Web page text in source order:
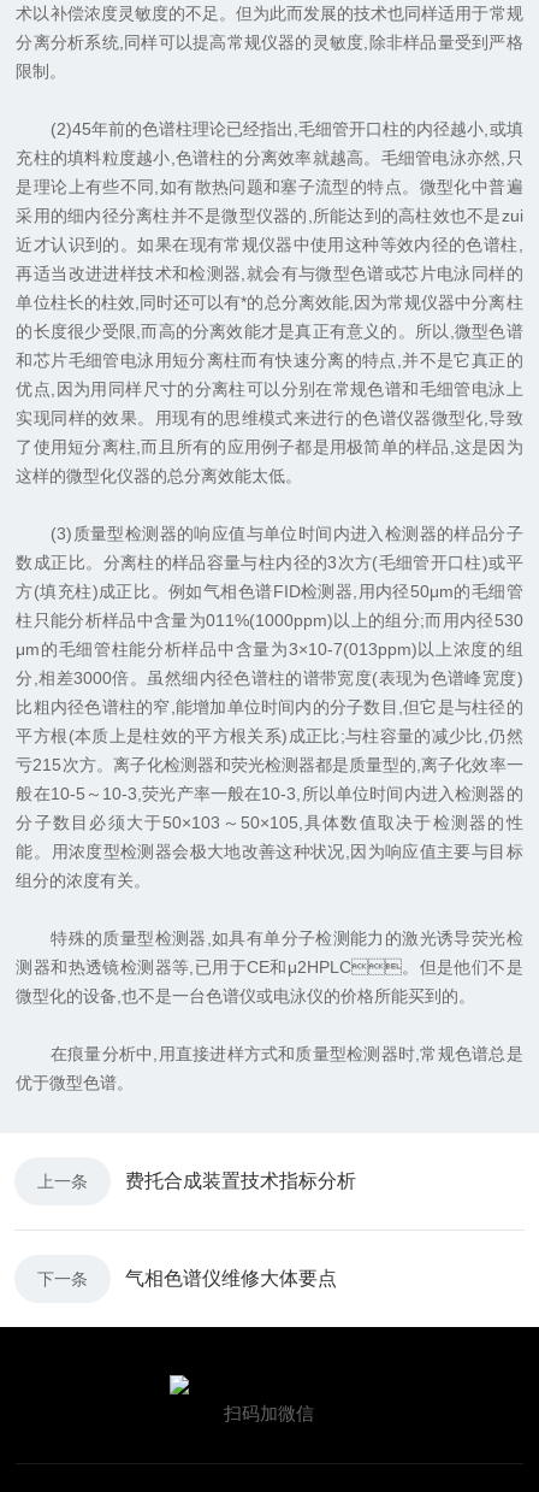
术以补偿浓度灵敏度的不足。但为此而发展的技术也同样适用于常规
分离分析系统,同样可以提高常规仪器的灵敏度,除非样品量受到严格
限制。
(2)45年前的色谱柱理论已经指出,毛细管开口柱的内径越小,或填
充柱的填料粒度越小,色谱柱的分离效率就越高。毛细管电泳亦然,只
是理论上有些不同,如有散热问题和塞子流型的特点。微型化中普遍
采用的细内径分离柱并不是微型仪器的,所能达到的高柱效也不是zui
近才认识到的。如果在现有常规仪器中使用这种等效内径的色谱柱,
再适当改进进样技术和检测器,就会有与微型色谱或芯片电泳同样的
单位柱长的柱效,同时还可以有*的总分离效能,因为常规仪器中分离柱
的长度很少受限,而高的分离效能才是真正有意义的。所以,微型色谱
和芯片毛细管电泳用短分离柱而有快速分离的特点,并不是它真正的
优点,因为用同样尺寸的分离柱可以分别在常规色谱和毛细管电泳上
实现同样的效果。用现有的思维模式来进行的色谱仪器微型化,导致
了使用短分离柱,而且所有的应用例子都是用极简单的样品,这是因为
这样的微型化仪器的总分离效能太低。
(3)质量型检测器的响应值与单位时间内进入检测器的样品分子
数成正比。分离柱的样品容量与柱内径的3次方(毛细管开口柱)或平
方(填充柱)成正比。例如气相色谱FID检测器,用内径50μm的毛细管
柱只能分析样品中含量为011%(1000ppm)以上的组分;而用内径530
μm的毛细管柱能分析样品中含量为3×10-7(013ppm)以上浓度的组
分,相差3000倍。虽然细内径色谱柱的谱带宽度(表现为色谱峰宽度)
比粗内径色谱柱的窄,能增加单位时间内的分子数目,但它是与柱径的
平方根(本质上是柱效的平方根关系)成正比;与柱容量的减少比,仍然
亏215次方。离子化检测器和荧光检测器都是质量型的,离子化效率一
般在10-5～10-3,荧光产率一般在10-3,所以单位时间内进入检测器的
分子数目必须大于50×103～50×105,具体数值取决于检测器的性
能。用浓度型检测器会极大地改善这种状况,因为响应值主要与目标
组分的浓度有关。
特殊的质量型检测器,如具有单分子检测能力的激光诱导荧光检
测器和热透镜检测器等,已用于CE和μ2HPLC。但是他们不是
微型化的设备,也不是一台色谱仪或电泳仪的价格所能买到的。
在痕量分析中,用直接进样方式和质量型检测器时,常规色谱总是
优于微型色谱。
上一条 费托合成装置技术指标分析
下一条 气相色谱仪维修大体要点
扫码加微信